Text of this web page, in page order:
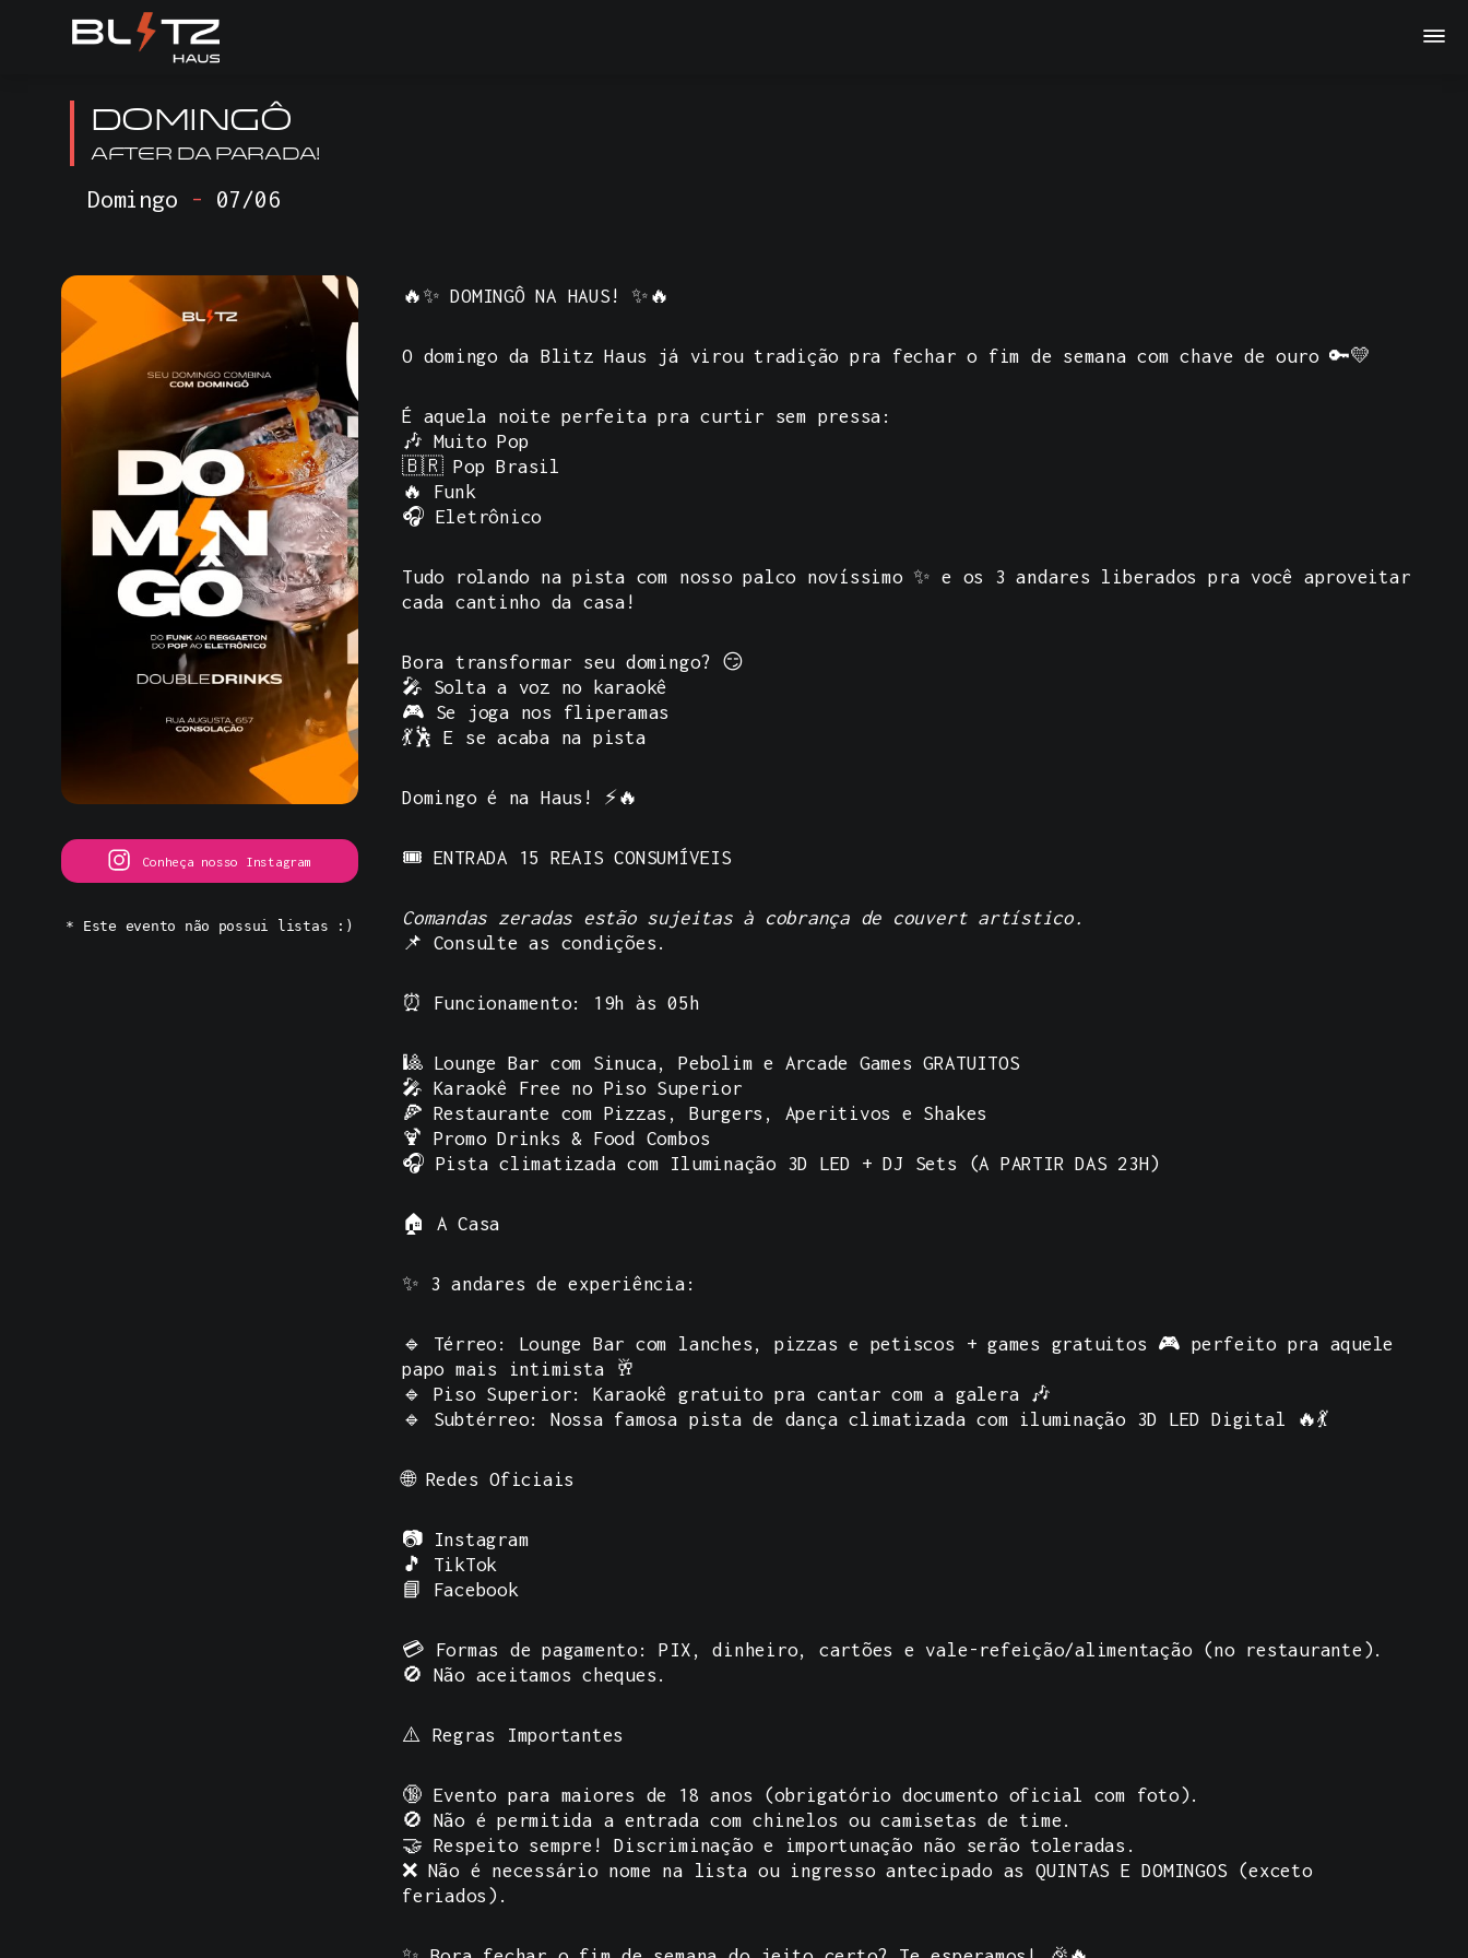
DOMINGÔ
AFTER DA PARADA!
Domingo - 07/06
Conheça nosso Instagram
* Este evento não possui listas :)
🔥✨DOMINGÔ NA HAUS! ✨🔥
O domingo da Blitz Haus já virou tradição pra fechar o fim de semana com chave de ouro 🔑💛
É aquela noite perfeita pra curtir sem pressa:
🎶 Muito Pop
🇧🇷 Pop Brasil
🔥 Funk
🎧 Eletrônico
Tudo rolando na pista com nosso palco novíssimo ✨ e os 3 andares liberados pra você aproveitar
cada cantinho da casa!
Bora transformar seu domingo? 😏
🎤 Solta a voz no karaokê
🎮 Se joga nos fliperamas
💃🕺 E se acaba na pista
Domingo é na Haus! ⚡🔥
🎟️ ENTRADA 15 REAIS CONSUMÍVEIS
Comandas zeradas estão sujeitas à cobrança de couvert artístico.
📌 Consulte as condições.
⏰ Funcionamento: 19h às 05h
🎱 Lounge Bar com Sinuca, Pebolim e Arcade Games GRATUITOS
🎤 Karaokê Free no Piso Superior
🍕 Restaurante com Pizzas, Burgers, Aperitivos e Shakes
🍹 Promo Drinks & Food Combos
🎧 Pista climatizada com Iluminação 3D LED + DJ Sets (A PARTIR DAS 23H)
🏠 A Casa
✨ 3 andares de experiência:
🔹 Térreo: Lounge Bar com lanches, pizzas e petiscos + games gratuitos 🎮 perfeito pra aquele
papo mais intimista 🥂
🔹 Piso Superior: Karaokê gratuito pra cantar com a galera 🎶
🔹 Subtérreo: Nossa famosa pista de dança climatizada com iluminação 3D LED Digital 🔥💃
🌐 Redes Oficiais
📷 Instagram
🎵 TikTok
📘 Facebook
💳 Formas de pagamento: PIX, dinheiro, cartões e vale-refeição/alimentação (no restaurante).
🚫 Não aceitamos cheques.
⚠️ Regras Importantes
🔞 Evento para maiores de 18 anos (obrigatório documento oficial com foto).
🚫 Não é permitida a entrada com chinelos ou camisetas de time.
🤝 Respeito sempre! Discriminação e importunação não serão toleradas.
❌ Não é necessário nome na lista ou ingresso antecipado as QUINTAS E DOMINGOS (exceto
feriados).